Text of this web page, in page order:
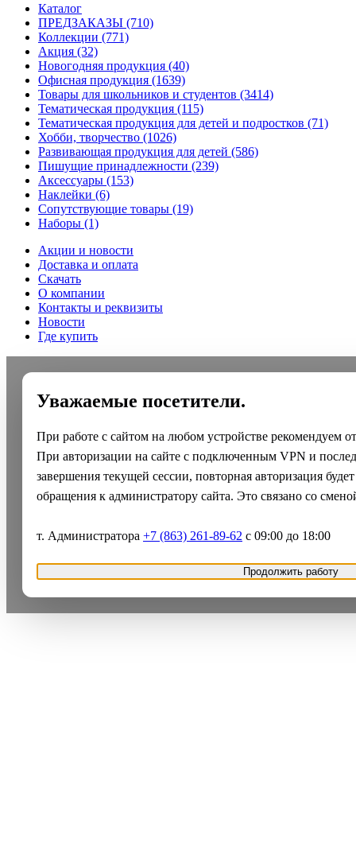
Каталог
ПРЕДЗАКАЗЫ (710)
Коллекции (771)
Акция (32)
Новогодняя продукция (40)
Офисная продукция (1639)
Товары для школьников и студентов (3414)
Тематическая продукция (115)
Тематическая продукция для детей и подростков (71)
Хобби, творчество (1026)
Развивающая продукция для детей (586)
Пишущие принадлежности (239)
Аксессуары (153)
Наклейки (6)
Сопутствующие товары (19)
Наборы (1)
Акции и новости
Доставка и оплата
Скачать
О компании
Контакты и реквизиты
Новости
Где купить
Уважаемые посетители.
При работе с сайтом на любом устройстве рекомендуем
При авторизации на сайте с подключенным VPN и
завершения текущей сессии, повторная авторизация
обращения к администратору сайта. Это связано со
т. Администратора +7 (863) 261-89-62 с 09:00 до 18:00
Продолжить работу